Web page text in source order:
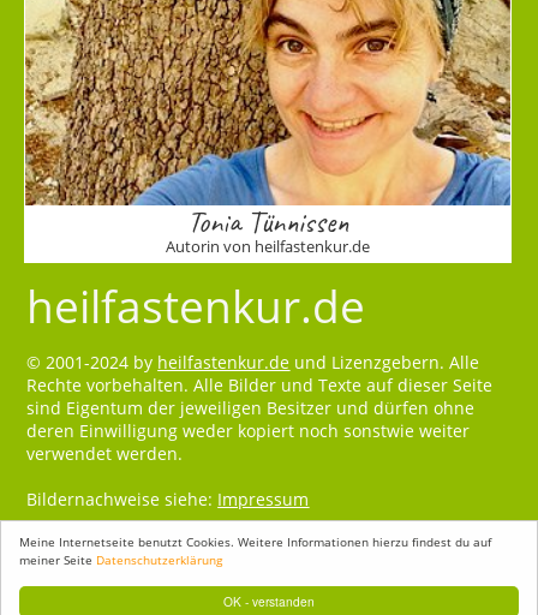
OK - verstanden
Meine Internetseite benutzt Cookies. Weitere Informationen hierzu findest du auf
meiner Seite Datenschutzerklärung
Tonia Tünnissen
Autorin von heilfastenkur.de
heilfastenkur.de
© 2001-2024 by heilfastenkur.de und Lizenzgebern. Alle
Rechte vorbehalten. Alle Bilder und Texte auf dieser Seite
sind Eigentum der jeweiligen Besitzer und dürfen ohne
deren Einwilligung weder kopiert noch sonstwie weiter
verwendet werden.
Bildernachweise siehe: Impressum